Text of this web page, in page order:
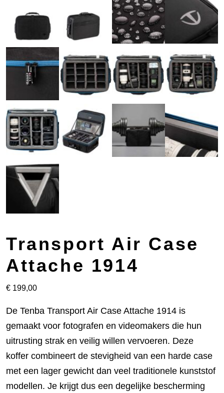
Transport Air Case
Attache 1914
€ 199,00
De Tenba Transport Air Case Attache 1914 is
gemaakt voor fotografen en videomakers die hun
uitrusting strak en veilig willen vervoeren. Deze
koffer combineert de stevigheid van een harde case
met een lager gewicht dan veel traditionele kunststof
modellen. Je krijgt dus een degelijke bescherming